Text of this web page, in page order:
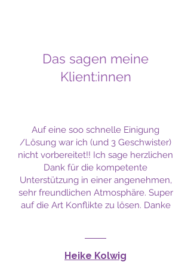
Das sagen meine
Klient:innen
Auf eine soo schnelle Einigung
/Lösung war ich (und 3 Geschwister)
nicht vorbereitet!! Ich sage herzlichen
Dank für die kompetente
Unterstützung in einer angenehmen,
sehr freundlichen Atmosphäre. Super
auf die Art Konflikte zu lösen. Danke
Heike Kolwig